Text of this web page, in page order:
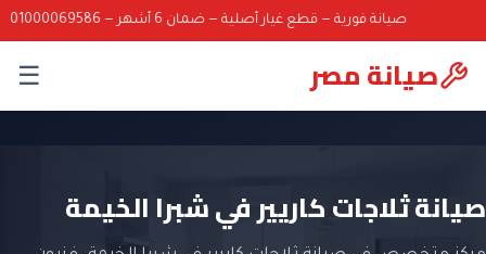
صيانة فورية — قطع غيار أصلية — ضمان 6 أشهر — 01000069586
صيانة مصر ☰
صيانة ثلاجات كاريير في شبرا الخيمة